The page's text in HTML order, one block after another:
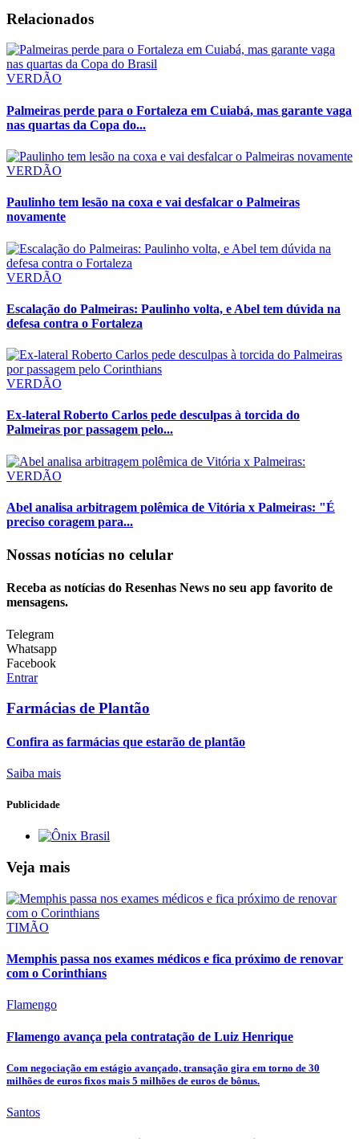
Relacionados
VERDÃO
Palmeiras perde para o Fortaleza em Cuiabá, mas garante vaga
nas quartas da Copa do...
VERDÃO
Paulinho tem lesão na coxa e vai desfalcar o Palmeiras
novamente
VERDÃO
Escalação do Palmeiras: Paulinho volta, e Abel tem dúvida na
defesa contra o Fortaleza
VERDÃO
Ex-lateral Roberto Carlos pede desculpas à torcida do
Palmeiras por passagem pelo...
VERDÃO
Abel analisa arbitragem polêmica de Vitória x Palmeiras: "É
preciso coragem para...
Nossas notícias no celular
Receba as notícias do Resenhas News no seu app favorito de
mensagens.
Telegram
Whatsapp
Facebook
Entrar
Farmácias de Plantão
Confira as farmácias que estarão de plantão
Saiba mais
Publicidade
Veja mais
TIMÃO
Memphis passa nos exames médicos e fica próximo de renovar
com o Corinthians
Flamengo
Flamengo avança pela contratação de Luiz Henrique
Com negociação em estágio avançado, transação gira em torno de 30
milhões de euros fixos mais 5 milhões de euros de bônus.
Santos